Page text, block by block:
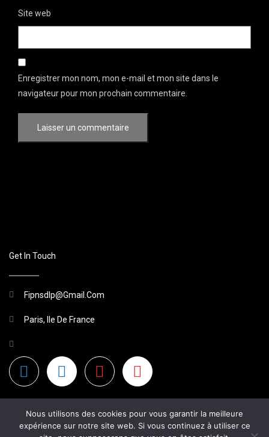
Site web
Enregistrer mon nom, mon e-mail et mon site dans le
navigateur pour mon prochain commentaire.
Get In Touch
Fipnsdlp@gmail.com
Paris, Ile De France
Nous utilisons des cookies pour vous garantir la meilleure
expérience sur notre site web. Si vous continuez à utiliser ce